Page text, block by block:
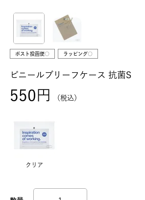
ポスト投函便○ ラッピング○
ビニールブリーフケース 抗菌S
550 税込
クリア